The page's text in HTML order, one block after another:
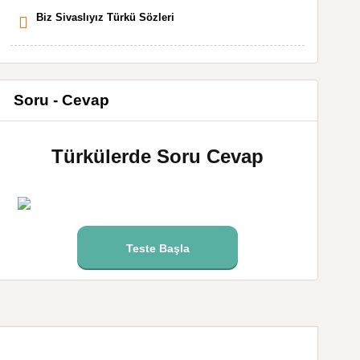
Biz Sivaslıyız Türkü Sözleri
Soru - Cevap
Türkülerde Soru Cevap
Teste Başla